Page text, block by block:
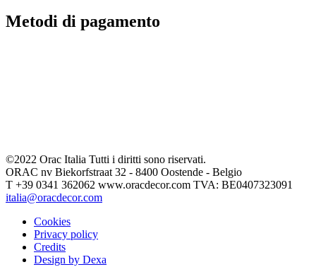
Metodi di pagamento
©2022 Orac Italia Tutti i diritti sono riservati.
ORAC nv Biekorfstraat 32 - 8400 Oostende - Belgio
T +39 0341 362062 www.oracdecor.com TVA: BE0407323091
italia@oracdecor.com
Cookies
Privacy policy
Credits
Design by Dexa